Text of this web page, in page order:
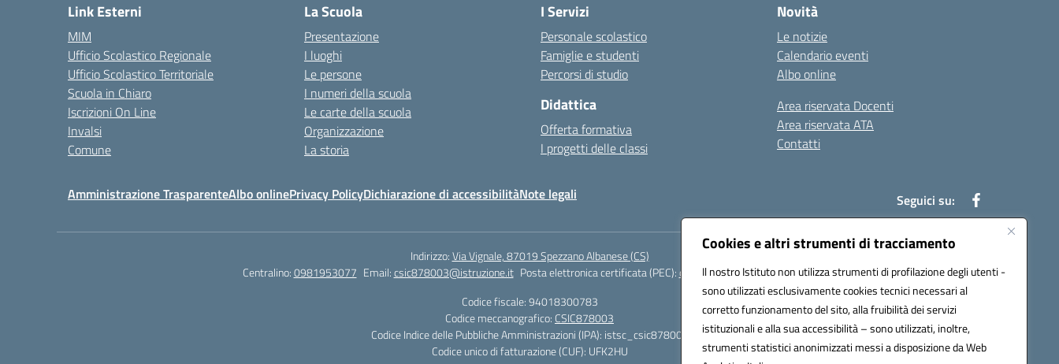
Cookies e altri strumenti di tracciamento
Il nostro Istituto non utilizza strumenti di profilazione degli utenti -
sono utilizzati esclusivamente cookies tecnici necessari al
corretto funzionamento del sito, alla fruibilità dei servizi
istituzionali e alla sua accessibilità – sono utilizzati, inoltre,
strumenti statistici anonimizzati messi a disposizione da Web
Link Esterni
MIM
Ufficio Scolastico Regionale
Ufficio Scolastico Territoriale
Scuola in Chiaro
Iscrizioni On Line
Invalsi
Comune
La Scuola
Presentazione
I luoghi
Le persone
I numeri della scuola
Le carte della scuola
Organizzazione
La storia
I Servizi
Personale scolastico
Famiglie e studenti
Percorsi di studio
Didattica
Offerta formativa
I progetti delle classi
Novità
Le notizie
Calendario eventi
Albo online
Area riservata Docenti
Area riservata ATA
Contatti
Amministrazione TrasparenteAlbo onlinePrivacy PolicyDichiarazione di accessibilitàNote legali Seguici su:
Indirizzo:Via Vignale, 87019 Spezzano Albanese (CS)
Centralino:0981953077 Email:csic878003@istruzione.it Posta elettronica certificata (PEC):csic878003@pec.istruzione.it
Codice fiscale: 94018300783
Codice meccanografico: CSIC878003
Codice Indice delle Pubbliche Amministrazioni (IPA): istsc_csic878003
Codice unico di fatturazione (CUF): UFK2HU